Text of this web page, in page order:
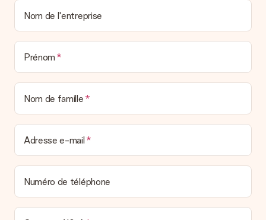
un véritable effet surprise !
Nom de l'entreprise
Prénom
Nom de famille
Adresse e-mail
Numéro de téléphone